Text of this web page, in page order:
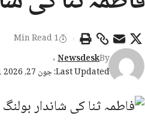
Last Updated: جون 27, 2026 5:51 شام
By
Newsdesk
1 Min Read